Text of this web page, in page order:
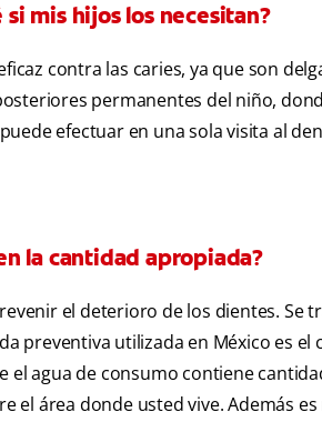
mis hijos los necesitan?
contra las caries, ya que son
permanentes del niño,
efectuar en una sola visita al
la cantidad apropiada?
el deterioro de los dientes. Se
preventiva utilizada en México es el
agua de consumo contiene
el área donde usted vive. Además